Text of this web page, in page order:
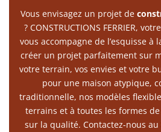
Vous envisagez un projet de
? CONSTRUCTIONS FERRIER,
vous accompagne de l’esquisse à
créer un projet parfaitement sur
votre terrain, vos envies et votre
pour une maison atypique,
traditionnelle, nos modèles
terrains et à toutes les formes
sur la qualité. Contactez-nous au